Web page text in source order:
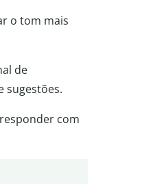
o tom mais
de
sugestões.
com